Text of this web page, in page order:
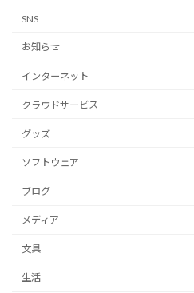
SNS
お知らせ
インターネット
クラウドサービス
グッズ
ソフトウェア
ブログ
メディア
文具
生活